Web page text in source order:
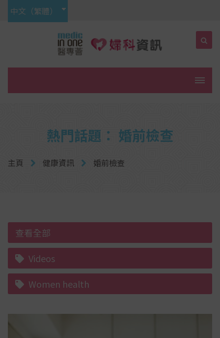
中文（繁體）
熱門話題： 婚前檢查
主頁 健康資訊 婚前檢查
查看全部
Videos
Women health